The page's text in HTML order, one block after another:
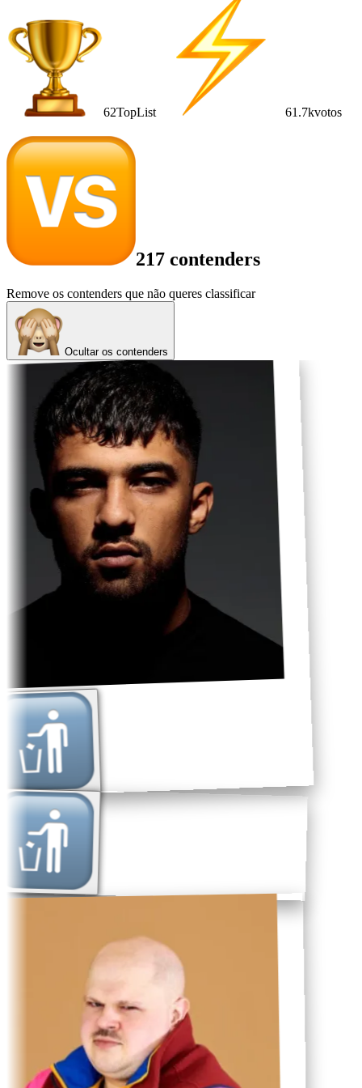
62TopList 61.7kvotos
217 contenders
Remove os contenders que não queres classificar
Ocultar os contenders